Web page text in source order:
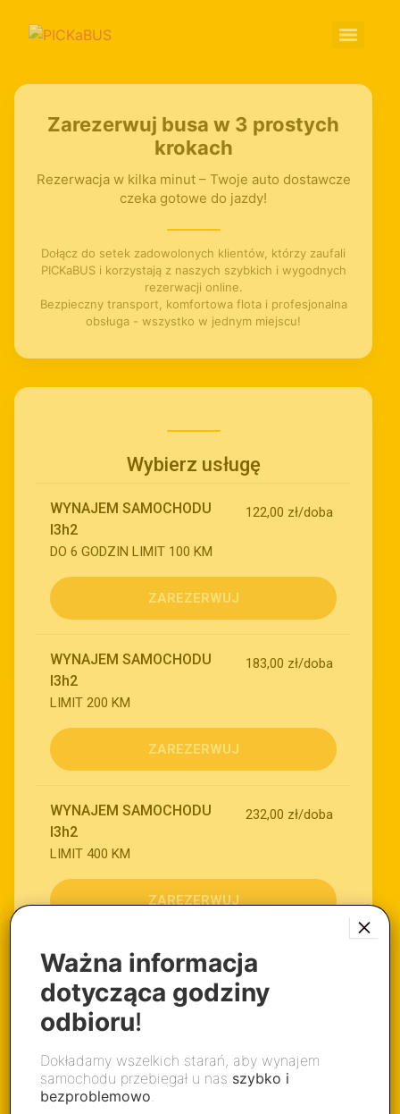
Zarezerwuj busa w 3 prostych
krokach
Rezerwacja w kilka minut – Twoje auto dostawcze
czeka gotowe do jazdy!
Dołącz do setek zadowolonych klientów, którzy zaufali
PICKaBUS i korzystają z naszych szybkich i wygodnych
rezerwacji online.
Bezpieczny transport, komfortowa flota i profesjonalna
obsługa - wszystko w jednym miejscu!
Dołącz do setek zadowolonych klientów, którzy zaufali
PICKaBUS i korzystają z naszych szybkich i wygodnych
rezerwacji online.
Bezpieczny transport, komfortowa flota i profesjonalna
Ważna informacja
dotycząca godziny
odbioru!
Dokładamy wszelkich starań, aby wynajem
samochodu przebiegał u nas szybko i
bezproblemowo
×